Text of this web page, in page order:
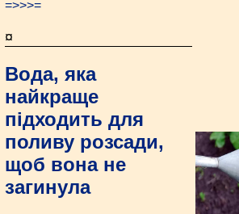
=>>>=
¤
Вода, яка
найкраще
підходить для
поливу розсади,
щоб вона не
загинула